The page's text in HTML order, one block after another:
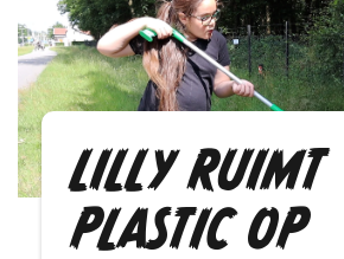
LILLY RUIMT
PLASTIC OP